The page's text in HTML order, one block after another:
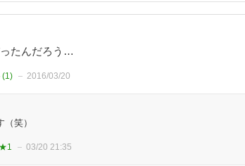
たんだろう…
(1) 2016/03/20
笑）
★1 03/20 21:35